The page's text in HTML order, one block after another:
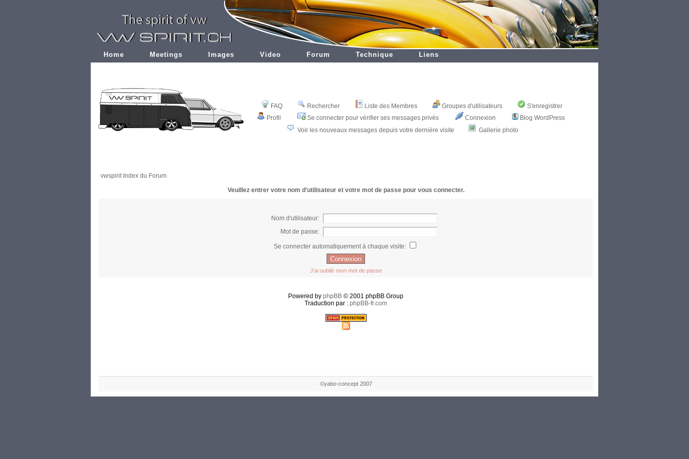
Home Meetings Images Video Forum Technique Liens
FAQ Rechercher Liste des Membres Groupes d'utilisateurs
S'enregistrer
Profil
Se connecter pour vérifier ses messages privés Connexion
Blog WordPress
Voir les nouveaux messages depuis votre dernière visite
Gallerie photo
vwspirit Index du Forum
Veuillez entrer votre nom d'utilisateur et votre mot de passe pour vous connecter.
Nom d'utilisateur:
Mot de passe:
Se connecter automatiquement à chaque visite:
J'ai oublié mon mot de passe
Powered by phpBB © 2001 phpBB Group
Traduction par : phpBB-fr.com
©yabo-concept 2007